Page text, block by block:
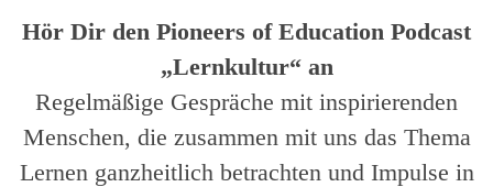
Hör Dir den Pioneers of Education Podcast
„Lernkultur“ an
Regelmäßige Gespräche mit inspirierenden
Menschen, die zusammen mit uns das Thema
Lernen ganzheitlich betrachten und Impulse in